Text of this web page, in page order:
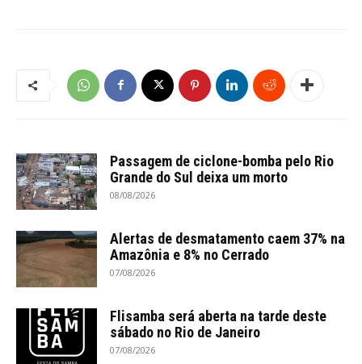
Passagem de ciclone-bomba pelo Rio
Grande do Sul deixa um morto
08/08/2026
Alertas de desmatamento caem 37% na
Amazônia e 8% no Cerrado
07/08/2026
Flisamba será aberta na tarde deste
sábado no Rio de Janeiro
07/08/2026